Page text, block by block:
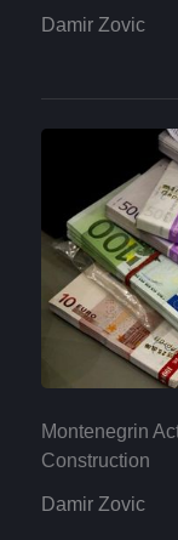
Damir Zovic
Montenegrin
Construction
Damir Zovic